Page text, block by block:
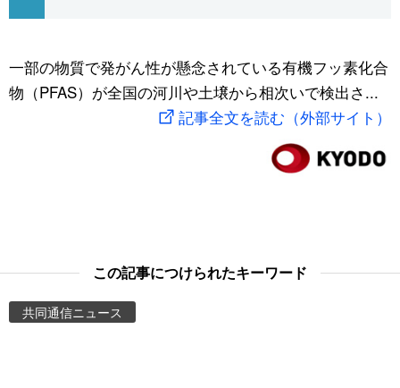
社会
スポーツ・東京2020
旅と暮らし
Images
科学・技術
暮らし
一部の物質で発がん性が懸念されている有機フッ素化合
物（PFAS）が全国の河川や土壌から相次いで検出さ...
記事全文を読む（外部サイト）
この記事につけられたキーワード
共同通信ニュース